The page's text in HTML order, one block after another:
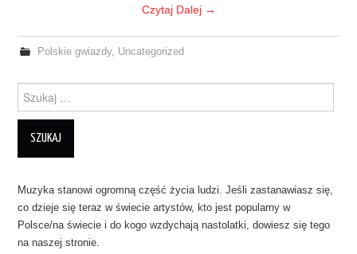
Czytaj Dalej →
Polskie gwiazdy, Uncategorized
Szukanie dla:
Muzyka stanowi ogromną część życia ludzi. Jeśli zastanawiasz się,
co dzieje się teraz w świecie artystów, kto jest popularny w
Polsce/na świecie i do kogo wzdychają nastolatki, dowiesz się tego
na naszej stronie.